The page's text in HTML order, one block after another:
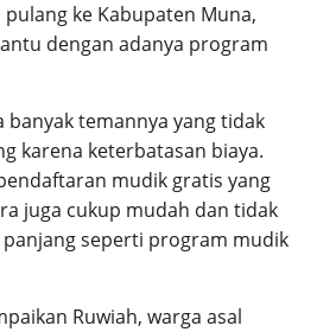
pulang ke Kabupaten Muna,
dengan adanya program
banyak temannya yang tidak
karena keterbatasan biaya.
mudik gratis yang
juga cukup mudah dan tidak
seperti program mudik
Ruwiah, warga asal